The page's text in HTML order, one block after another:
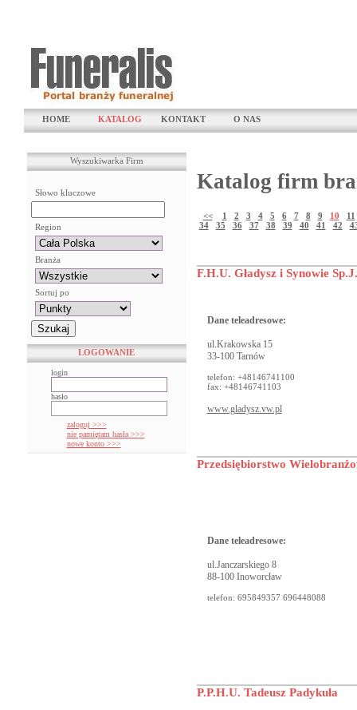
HOME KATALOG KONTAKT O NAS
Wyszukiwarka Firm
Słowo kluczowe
Region
Branża
Sortuj po
LOGOWANIE
login
hasło
zaloguj >>>
nie pamiętam hasła >>>
nowe konto >>>
Katalog firm
<< 1 2 3 4 5 6 7 8 9 10
11
34
35 36 37 38 39 40 41 42
F.H.U. Gładysz i Synowie Sp.J.
Dane teleadresowe:
ul.Krakowska 15
33-100 Tarnów
telefon: +48146741100
fax: +48146741103
www.gladysz.vw.pl
Przedsiębiorstwo
Dane teleadresowe:
ul.Janczarskiego 8
88-100 Inoworcław
telefon: 695849357 696448088
P.P.H.U. Tadeusz Padykuła